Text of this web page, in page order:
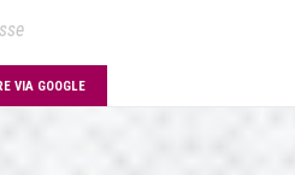
VIA GOOGLE